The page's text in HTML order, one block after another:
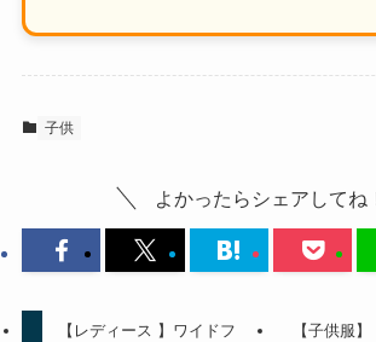
子供
よかったらシェアしてね
【レディース 】ワイドフ
【子供服